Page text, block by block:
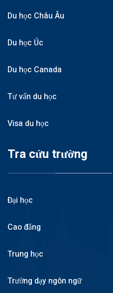
Du học Châu Âu
Du học Úc
Du học Canada
Tư vấn du học
Visa du học
Tra cứu trường
Đại học
Cao đẳng
Trung học
Trường dạy ngôn ngữ